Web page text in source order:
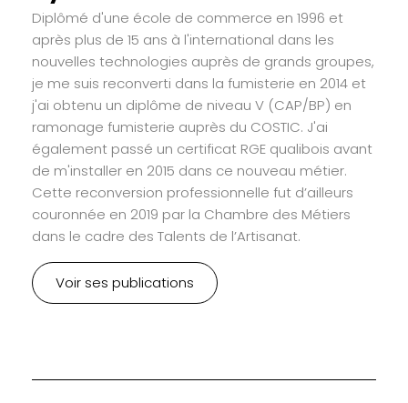
Diplômé d'une école de commerce en 1996 et
après plus de 15 ans à l'international dans les
nouvelles technologies auprès de grands groupes,
je me suis reconverti dans la fumisterie en 2014 et
j'ai obtenu un diplôme de niveau V (CAP/BP) en
ramonage fumisterie auprès du COSTIC. J'ai
également passé un certificat RGE qualibois avant
de m'installer en 2015 dans ce nouveau métier.
Cette reconversion professionnelle fut d’ailleurs
couronnée en 2019 par la Chambre des Métiers
dans le cadre des Talents de l’Artisanat.
Voir ses publications